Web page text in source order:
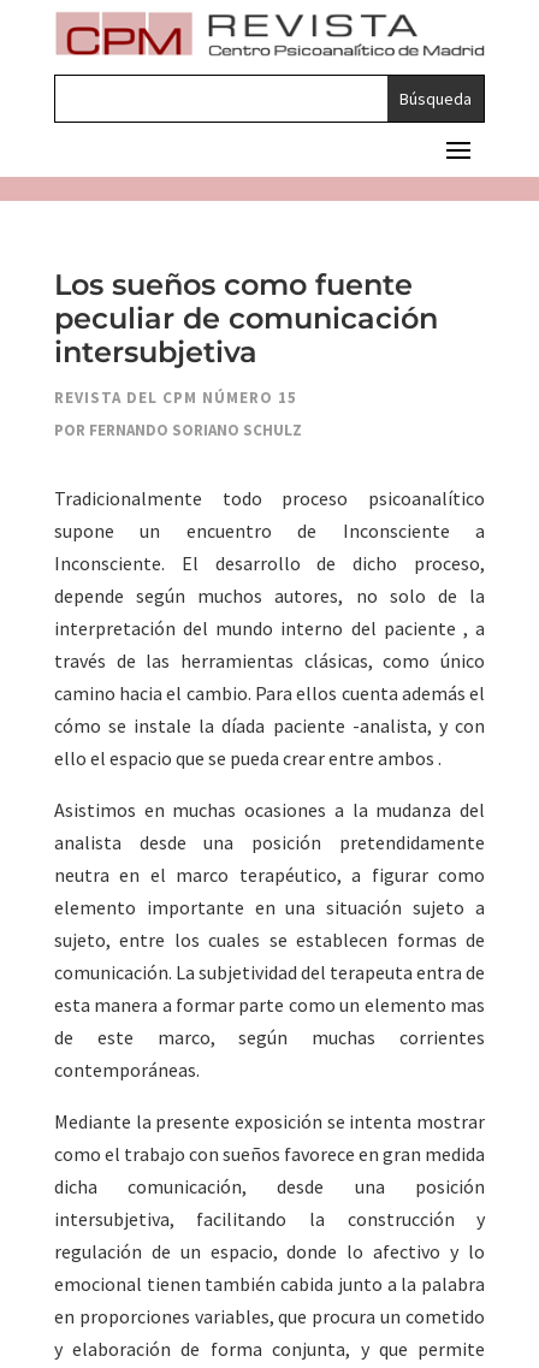
Los sueños como fuente
peculiar de comunicación
intersubjetiva
REVISTA DEL CPM NÚMERO 15
POR FERNANDO SORIANO SCHULZ
Tradicionalmente todo proceso psicoanalítico
supone un encuentro de Inconsciente a
Inconsciente. El desarrollo de dicho proceso,
depende según muchos autores, no solo de la
interpretación del mundo interno del paciente , a
través de las herramientas clásicas, como único
camino hacia el cambio. Para ellos cuenta además el
cómo se instale la díada paciente -analista, y con
ello el espacio que se pueda crear entre ambos .
Asistimos en muchas ocasiones a la mudanza del
analista desde una posición pretendidamente
neutra en el marco terapéutico, a figurar como
elemento importante en una situación sujeto a
sujeto, entre los cuales se establecen formas de
comunicación. La subjetividad del terapeuta entra de
esta manera a formar parte como un elemento mas
de este marco, según muchas corrientes
contemporáneas.
Mediante la presente exposición se intenta mostrar
como el trabajo con sueños favorece en gran medida
dicha comunicación, desde una posición
intersubjetiva, facilitando la construcción y
regulación de un espacio, donde lo afectivo y lo
emocional tienen también cabida junto a la palabra
en proporciones variables, que procura un cometido
y elaboración de forma conjunta, y que permite